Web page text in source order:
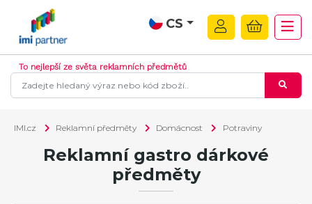
CS
To nejlepší ze světa reklamních předmětů
IMI.cz Reklamní předměty Domácnost Potraviny
Reklamní gastro dárkové
předměty